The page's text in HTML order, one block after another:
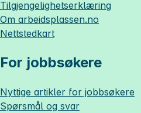
Tilgjengelighetserklæring
Om arbeidsplassen.no
Nettstedkart
For jobbsøkere
Nyttige artikler for jobbsøkere
Spørsmål og svar